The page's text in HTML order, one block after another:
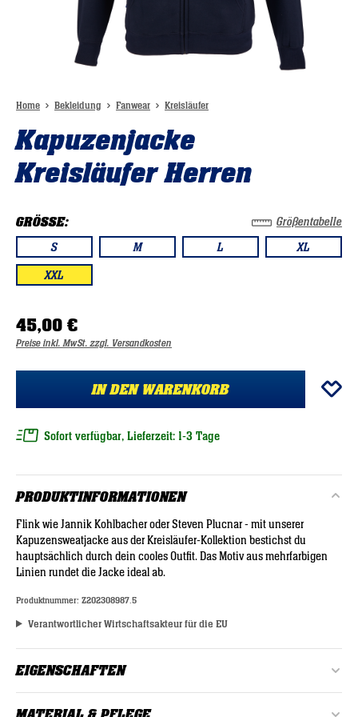
Home Bekleidung Fanwear Kreisläufer
Kapuzenjacke
Kreisläufer Herren
GRÖSSE: Größentabelle
S M L XL
XXL
45,00 €
Preise inkl. MwSt. zzgl. Versandkosten
IN DEN WARENKORB
Sofort verfügbar, Lieferzeit: 1-3 Tage
PRODUKTINFORMATIONEN
Flink wie Jannik Kohlbacher oder Steven Plucnar - mit unserer
Kapuzensweatjacke aus der Kreisläufer-Kollektion bestichst du
hauptsächlich durch dein cooles Outfit. Das Motiv aus mehrfarbigen
Linien rundet die Jacke ideal ab.
Produktnummer: Z202308987.5
Verantwortlicher Wirtschaftsakteur für die EU
EIGENSCHAFTEN